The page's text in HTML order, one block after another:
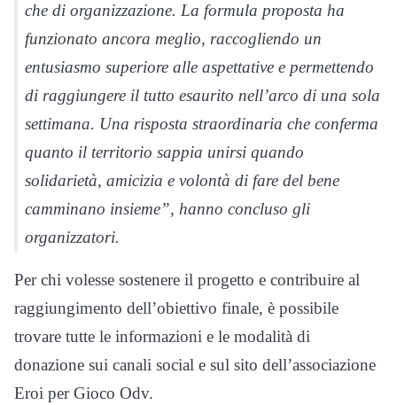
che di organizzazione. La formula proposta ha
funzionato ancora meglio, raccogliendo un
entusiasmo superiore alle aspettative e permettendo
di raggiungere il tutto esaurito nell’arco di una sola
settimana. Una risposta straordinaria che conferma
quanto il territorio sappia unirsi quando
solidarietà, amicizia e volontà di fare del bene
camminano insieme”, hanno concluso gli
organizzatori.
Per chi volesse sostenere il progetto e contribuire al
raggiungimento dell’obiettivo finale, è possibile
trovare tutte le informazioni e le modalità di
donazione sui canali social e sul sito dell’associazione
Eroi per Gioco Odv.